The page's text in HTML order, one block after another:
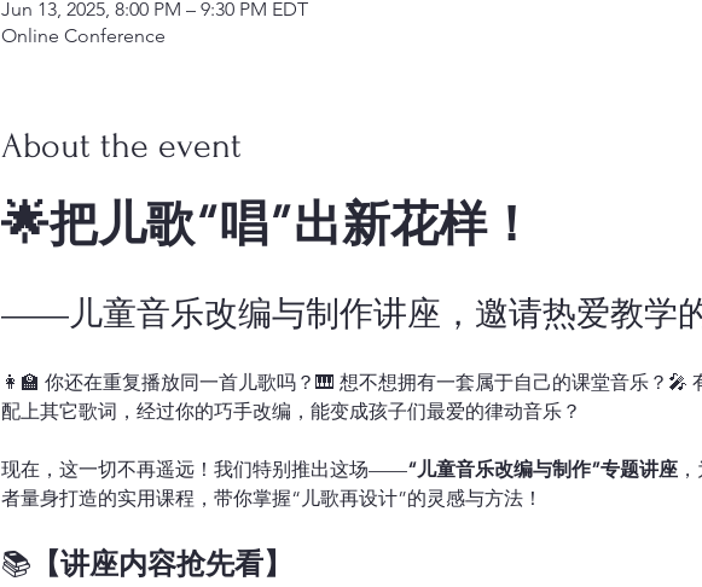
Jun 13, 2025, 8:00 PM – 9:30 PM EDT
Online Conference
About the event
🌟把儿歌“唱”出新花样！
——儿童音乐改编与制作讲座，邀请热爱教学
👩‍🏫 你还在重复播放同一首儿歌吗？🎹 想不想拥有一套属于自己的课堂音乐？🎤
配上其它歌词，经过你的巧手改编，能变成孩子们最爱的律动音乐？
现在，这一切不再遥远！我们特别推出这场——“儿童音乐改编与制作”专题讲座，
者量身打造的实用课程，带你掌握“儿歌再设计”的灵感与方法！
📚 【讲座内容抢先看】